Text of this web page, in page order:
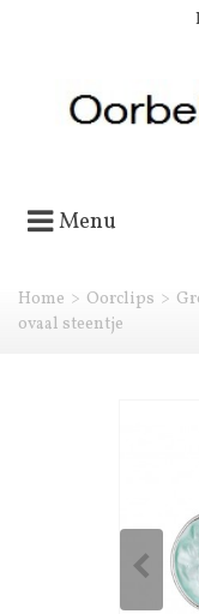
Menu
Home > Oorclips >
ovaal steentje